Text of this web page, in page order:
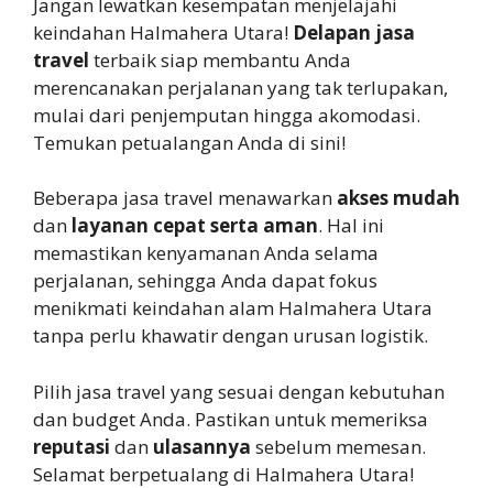
keindahan Halmahera Utara! Delapan jasa
travel terbaik siap membantu Anda
merencanakan perjalanan yang tak terlupakan,
mulai dari penjemputan hingga akomodasi.
Temukan petualangan Anda di sini!
Beberapa jasa travel menawarkan akses mudah
dan layanan cepat serta aman. Hal ini
memastikan kenyamanan Anda selama
perjalanan, sehingga Anda dapat fokus
menikmati keindahan alam Halmahera Utara
tanpa perlu khawatir dengan urusan logistik.
Pilih jasa travel yang sesuai dengan kebutuhan
dan budget Anda. Pastikan untuk memeriksa
reputasi dan ulasannya sebelum memesan.
Selamat berpetualang di Halmahera Utara!